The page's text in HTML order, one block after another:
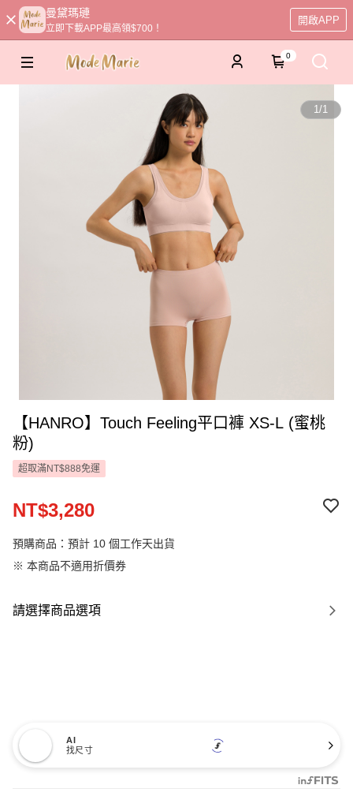
曼黛瑪璉
立即下載APP最高領$700！
開啟APP
0
1/1
【HANRO】Touch Feeling平口褲 XS-L (蜜桃
粉)
超取滿NT$888免運
NT$3,280
預購商品：預計 10 個工作天出貨
※ 本商品不適用折價券
請選擇商品選項
AI
找尺寸